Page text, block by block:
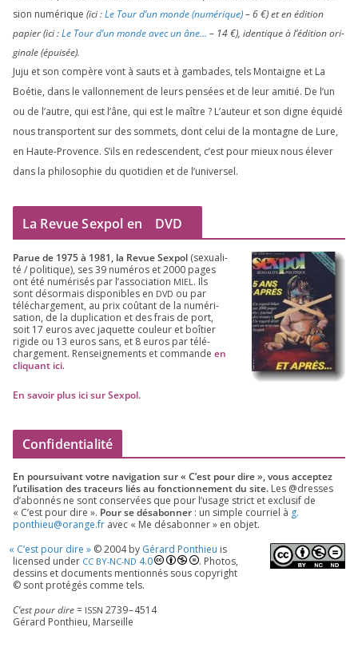
sion numé­rique (ici :Le Tour d’un monde (numé­rique)–6€) et en édi­tion
papier (ici :Le Tour d’un monde avec un âne… – 14€), iden­tique à l’é­di­tion ori­
gi­nale (épui­sée).
Juju et son com­père vont à sauts et à gam­bades, tels Montaigne et La
Boétie, dans le val­lon­ne­ment de leurs pen­sées et de leur ami­tié. De l’un
ou de l’autre, qui est l’âne, qui est le maître ? L’auteur et son digne équi­dé
nous trans­portent sur des som­mets, dont celui de la mon­tagne de Lure,
en Haute-Provence. S’ils en redes­cendent, c’est pour mieux nous éle­ver
dans la phi­lo­so­phie du quo­ti­dien et de l’universel.
La Revue Sexpol en DVD
Parue de 1975à 1981, la Revue Sex­pol (sexua­li­
té /​ poli­tique), ses39 numé­ros et2000 pages
ont été numé­ri­sés par l’as­so­cia­tion MIEL . Ils
sont désor­mais dis­po­nibles en DVD ou par
télé­char­ge­ment, au prix coû­tant de la numé­ri­
sa­tion, de la dupli­ca­tion et des frais de port,
soit 17 euros avec jaquette cou­leur et boî­tier
rigide ou 13 euros sans, et 8 euros par télé­
char­ge­ment. Ren­sei­gne­ments et com­mande en
cli­quant ici.
En savoir plus ici sur Sexpol.
Confidentialité
En pour­sui­vant votre navi­ga­tion sur « C’est pour dire », vous accep­tez
l’utilisation des tra­ceurs liés au fonc­tion­ne­ment du site. Les @dresses
d’a­bon­nés ne sont conser­vées que pour l’u­sage strict et exclu­sif de
« C’est pour dire ». Pour se désa­bon­ner : un simple cour­riel à g.​
ponthieu@​orange.​fr avec « Me désa­bon­ner » en objet.
« C’est pour dire » ©2004by Gérard Ponthieu is
licen­sed under CC BY-NC-ND 4.0
. Photos,
des­sins et docu­ments men­tion­nés sous copy­right
© sont pro­té­gés comme tels.
C’est pour dire= ISSN 2739–4514
Gérard Ponthieu, Marseille